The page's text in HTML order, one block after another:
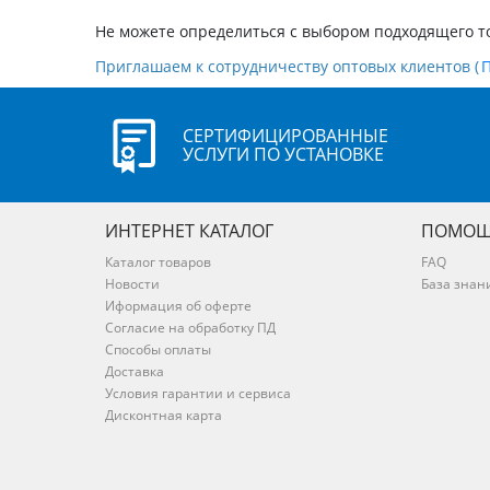
Не можете определиться с выбором подходящего
Приглашаем к сотрудничеству оптовых клиентов (
СЕРТИФИЦИРОВАННЫЕ
УСЛУГИ ПО УСТАНОВКЕ
ИНТЕРНЕТ КАТАЛОГ
Каталог товаров
Новости
Иформация об оферте
Согласие на обработку ПД
Способы оплаты
Доставка
Условия гарантии и сервиса
Дисконтная карта
FAQ
База